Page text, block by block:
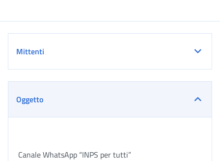
Mittenti
Oggetto
Canale WhatsApp “INPS per tutti”